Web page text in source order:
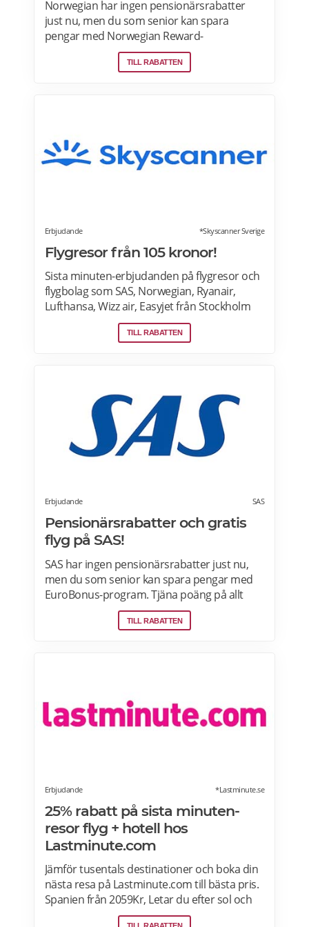
Norwegian har ingen pensionärsrabatter
just nu, men du som senior kan spara
pengar med Norwegian Reward-
lojalitetsprogram. Tjäna Spenn och använd
dem för att få ännu billigare eller helt gratis
TILL RABATTEN
Erbjudande *Skyscanner Sverige
Flygresor från 105 kronor!
Sista minuten-erbjudanden på flygresor och
flygbolag som SAS, Norwegian, Ryanair,
Lufthansa, Wizz air, Easyjet från Stockholm
Arlanda, Bromma och Skavsta flygplatser,
Göteborg Landvetter, Malmö, Köpenhamn
TILL RABATTEN
Erbjudande SAS
Pensionärsrabatter och gratis
flyg på SAS!
SAS har ingen pensionärsrabatter just nu,
men du som senior kan spara pengar med
EuroBonus-program. Tjäna poäng på allt
från flygningar till snabbmat och spendera
dem på nästa resa, uppgraderingar och
här.
TILL RABATTEN
Erbjudande *Lastminute.se
25% rabatt på sista minuten-
resor flyg + hotell hos
Lastminute.com
Jämför tusentals destinationer och boka din
nästa resa på Lastminute.com till bästa pris.
Spanien från 2059Kr, Letar du efter sol och
hav? Boka flyg + hotell på Lastminute.com